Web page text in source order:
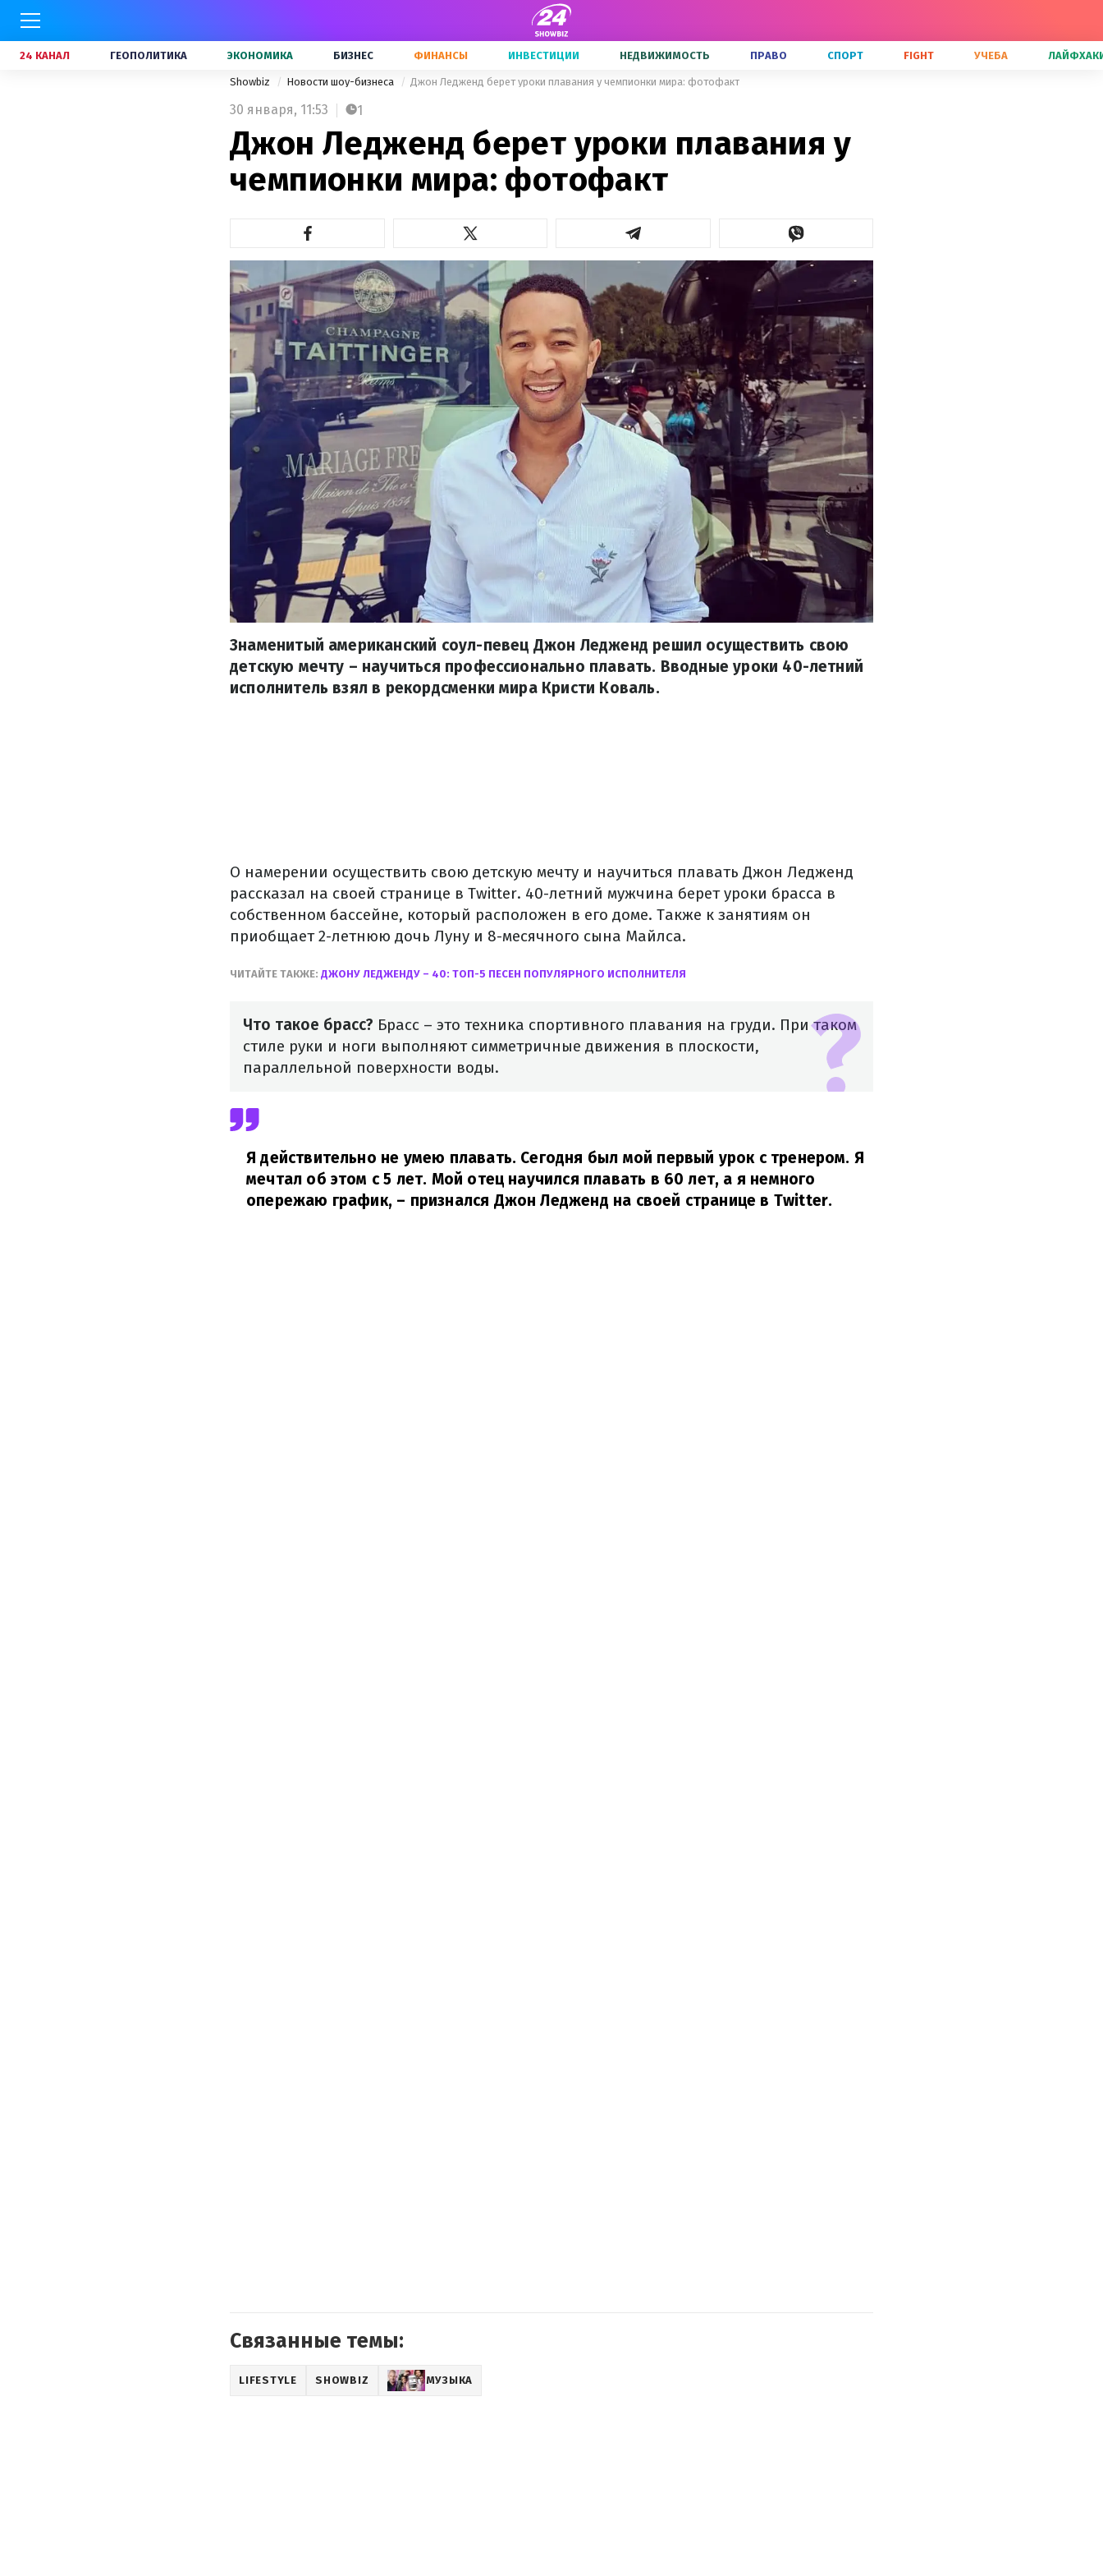
24 КАНАЛ ГЕОПОЛИТИКА ЭКОНОМИКА БИЗНЕС ФИНАНСЫ ИНВЕСТИЦИИ НЕДВИЖИМОСТЬ ПРАВО СПОРТ FIGHT УЧЕБА
Showbiz Новости шоу-бизнеса Джон Ледженд берет уроки плавания у чемпионки мира: фотофакт
30 января, 11:53 1
Джон Ледженд берет уроки плавания у
чемпионки мира: фотофакт
Знаменитый американский соул-певец Джон Ледженд решил осуществить свою
детскую мечту – научиться профессионально плавать. Вводные уроки 40-летний
исполнитель взял в рекордсменки мира Кристи Коваль.
О намерении осуществить свою детскую мечту и научиться плавать Джон Ледженд
рассказал на своей странице в Twitter. 40-летний мужчина берет уроки брасса в
собственном бассейне, который расположен в его доме. Также к занятиям он
приобщает 2-летнюю дочь Луну и 8-месячного сына Майлса.
ЧИТАЙТЕ ТАКЖЕ: ДЖОНУ ЛЕДЖЕНДУ – 40: ТОП-5 ПЕСЕН ПОПУЛЯРНОГО ИСПОЛНИТЕЛЯ
Что такое брасс? Брасс – это техника спортивного плавания на груди. При таком
стиле руки и ноги выполняют симметричные движения в плоскости,
параллельной поверхности воды.
Я действительно не умею плавать. Сегодня был мой первый урок с тренером. Я
мечтал об этом с 5 лет. Мой отец научился плавать в 60 лет, а я немного
опережаю график, – признался Джон Ледженд на своей странице в Twitter.
Связанные темы:
LIFESTYLE SHOWBIZ МУЗЫКА